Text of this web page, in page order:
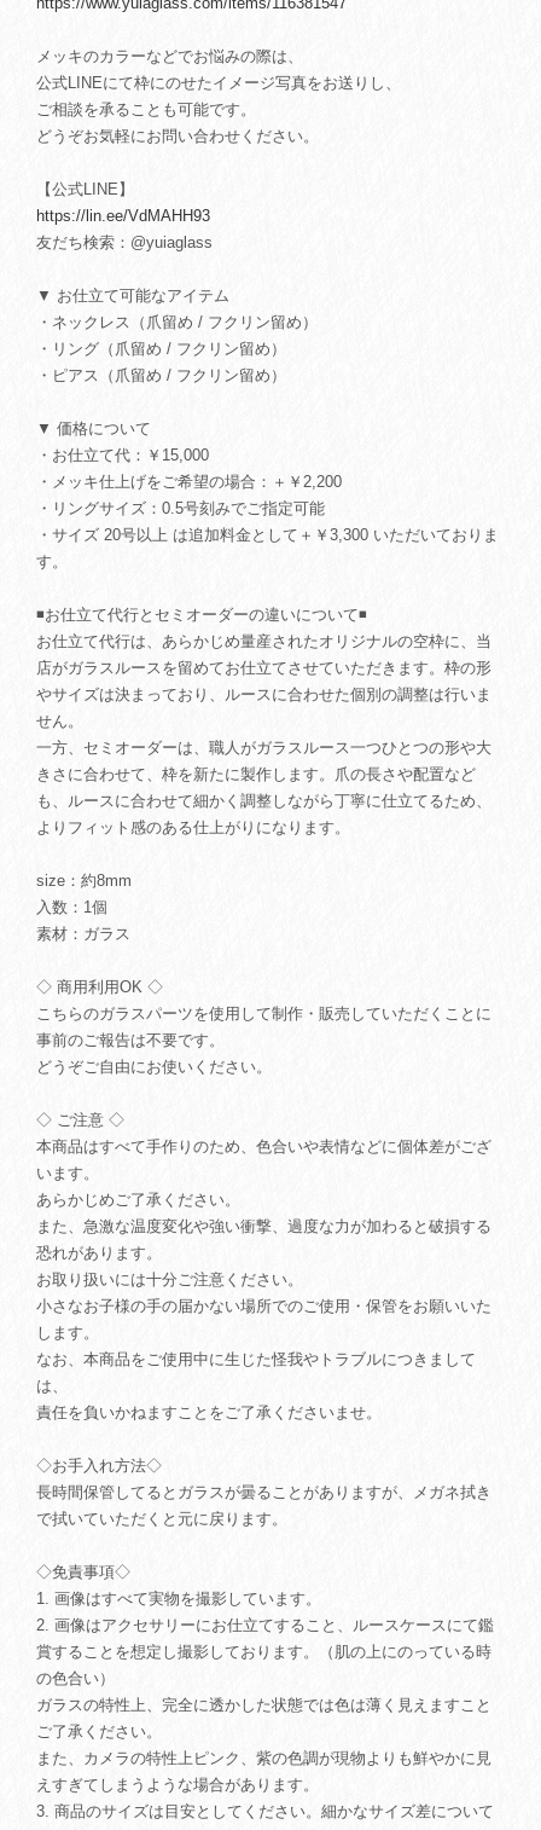
メッキのカラーなどでお悩みの際は、
公式LINEにて枠にのせたイメージ写真をお送りし、
ご相談を承ることも可能です。
どうぞお気軽にお問い合わせください。
【公式LINE】
https://lin.ee/VdMAHH93
友だち検索：@yuiaglass
▼ お仕立て可能なアイテム
・ネックレス（爪留め / フクリン留め）
・リング（爪留め / フクリン留め）
・ピアス（爪留め / フクリン留め）
▼ 価格について
・お仕立て代：￥15,000
・メッキ仕上げをご希望の場合：＋￥2,200
・リングサイズ：0.5号刻みでご指定可能
・サイズ 20号以上 は追加料金として＋￥3,300 いただいておりま
す。
◾️お仕立て代行とセミオーダーの違いについて◾️
お仕立て代行は、あらかじめ量産されたオリジナルの空枠に、当
店がガラスルースを留めてお仕立てさせていただきます。枠の形
やサイズは決まっており、ルースに合わせた個別の調整は行いま
せん。
一方、セミオーダーは、職人がガラスルース一つひとつの形や大
きさに合わせて、枠を新たに製作します。爪の長さや配置など
も、ルースに合わせて細かく調整しながら丁寧に仕立てるため、
よりフィット感のある仕上がりになります。
size：約8mm
入数：1個
素材：ガラス
◇ 商用利用OK ◇
こちらのガラスパーツを使用して制作・販売していただくことに
事前のご報告は不要です。
どうぞご自由にお使いください。
◇ ご注意 ◇
本商品はすべて手作りのため、色合いや表情などに個体差がござ
います。
あらかじめご了承ください。
また、急激な温度変化や強い衝撃、過度な力が加わると破損する
恐れがあります。
お取り扱いには十分ご注意ください。
小さなお子様の手の届かない場所でのご使用・保管をお願いいた
します。
なお、本商品をご使用中に生じた怪我やトラブルにつきまして
は、
責任を負いかねますことをご了承くださいませ。
◇お手入れ方法◇
長時間保管してるとガラスが曇ることがありますが、メガネ拭き
で拭いていただくと元に戻ります。
◇免責事項◇
1. 画像はすべて実物を撮影しています。
2. 画像はアクセサリーにお仕立てすること、ルースケースにて鑑
賞することを想定し撮影しております。（肌の上にのっている時
の色合い）
ガラスの特性上、完全に透かした状態では色は薄く見えますこと
ご了承ください。
また、カメラの特性上ピンク、紫の色調が現物よりも鮮やかに見
えすぎてしまうような場合があります。
3. 商品のサイズは目安としてください。細かなサイズ差について